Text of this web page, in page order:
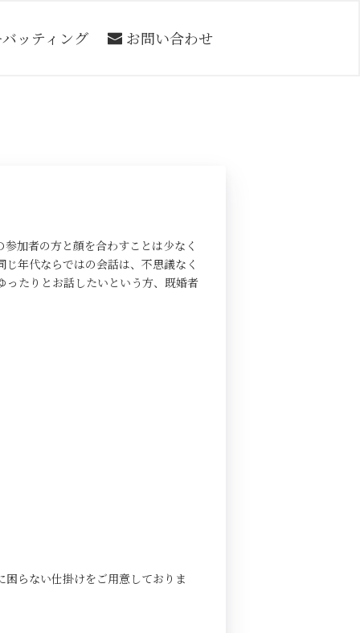
ッティング お問い合わせ
加者の方と顔を合わすことは少なく
年代ならではの会話は、不思議なく
たりとお話したいという方、既婚者
らない仕掛けをご用意しておりま